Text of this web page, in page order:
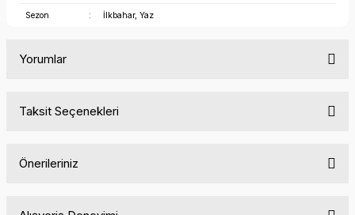
Sezon : İlkbahar, Yaz
Yorumlar
Taksit Seçenekleri
Önerileriniz